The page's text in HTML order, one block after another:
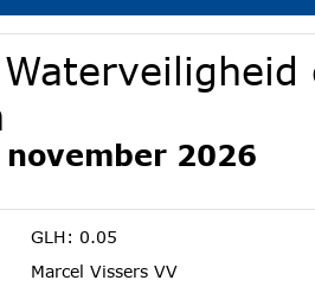
2026
GLH: 0.05
Marcel Vissers VV